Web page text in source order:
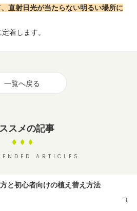
直射日光が当たらない明るい場所に
着します。
一覧へ戻る
スメの記事
ARTICLES
と初心者向けの植え替え方法